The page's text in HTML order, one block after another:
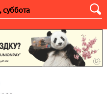
суббота